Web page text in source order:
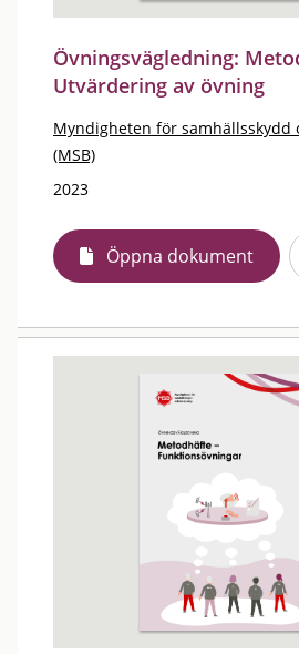
Övningsvägledning:
Utvärdering av övning
Myndigheten för samhällsskydd
(MSB)
2023
Öppna dokument